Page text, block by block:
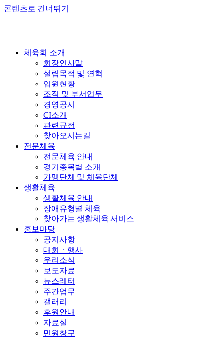
콘텐츠로 건너뛰기
체육회 소개
회장인사말
설립목적 및 연혁
임원현황
조직 및 부서업무
경영공시
CI소개
관련규정
찾아오시는길
전문체육
전문체육 안내
경기종목별 소개
가맹단체 및 체육단체
생활체육
생활체육 안내
장애유형별 체육
찾아가는 생활체육 서비스
홍보마당
공지사항
대회ㆍ행사
우리소식
보도자료
뉴스레터
주간업무
갤러리
후원안내
자료실
민원창구